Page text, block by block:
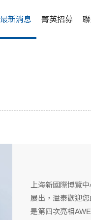
最新消息 菁英招募
上海新國際博覽
展出，溢泰歡迎
是第四次亮相